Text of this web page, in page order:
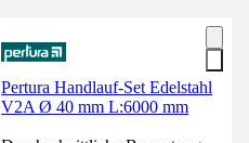
Pertura Handlauf-Set Edelstahl
V2A Ø 40 mm L:6000 mm